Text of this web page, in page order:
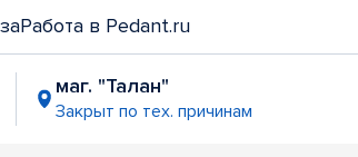
Работа в Pedant.ru
маг. "Талан"
Закрыт по тех. причинам